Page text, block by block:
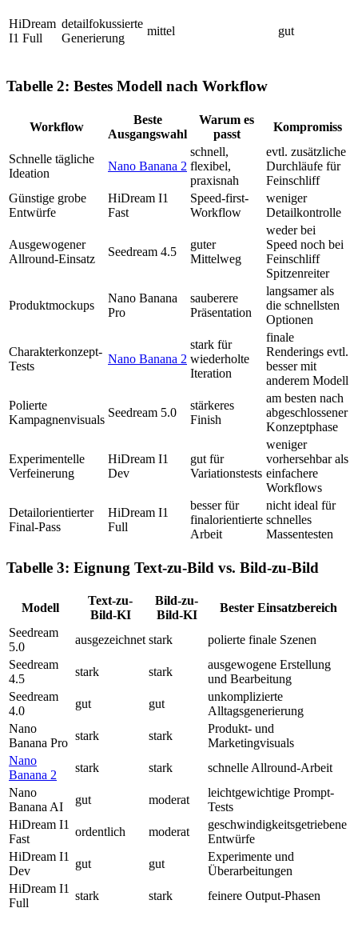
HiDream
I1 Full
detailfokussierte
Generierung
mittel gut
Tabelle 2: Bestes Modell nach Workflow
Workflow
Beste
Ausgangswahl
Warum es
passt
Kompromiss
Schnelle tägliche
Ideation
Nano Banana 2
schnell,
flexibel,
praxisnah
evtl. zusätzliche
Durchläufe für
Feinschliff
Günstige grobe
Entwürfe
HiDream I1
Fast
Speed-first-
Workflow
weniger
Detailkontrolle
Ausgewogener
Allround-Einsatz
Seedream 4.5
guter
Mittelweg
weder bei
Speed noch bei
Feinschliff
Spitzenreiter
Produktmockups
Nano Banana
Pro
sauberere
Präsentation
langsamer als
die schnellsten
Optionen
Charakterkonzept-
Tests
Nano Banana 2
stark für
wiederholte
Iteration
finale
Renderings evtl.
besser mit
anderem Modell
Polierte
Kampagnenvisuals
Seedream 5.0
stärkeres
Finish
am besten nach
abgeschlossener
Konzeptphase
Experimentelle
Verfeinerung
HiDream I1
Dev
gut für
Variationstests
weniger
vorhersehbar als
einfachere
Workflows
Detailorientierter
Final-Pass
HiDream I1
Full
besser für
finalorientierte
Arbeit
nicht ideal für
schnelles
Massentesten
Tabelle 3: Eignung Text-zu-Bild vs. Bild-zu-Bild
Modell
Text-zu-
Bild-KI
Bild-zu-
Bild-KI
Bester Einsatzbereich
Seedream
5.0
ausgezeichnet stark
polierte finale Szenen
Seedream
4.5
stark stark
ausgewogene Erstellung
und Bearbeitung
Seedream
4.0
gut gut
unkomplizierte
Alltagsgenerierung
Nano
Banana Pro
stark stark
Produkt- und
Marketingvisuals
Nano
Banana 2
stark stark
schnelle Allround-Arbeit
Nano
Banana AI
gut moderat
leichtgewichtige Prompt-
Tests
HiDream I1
Fast
ordentlich moderat
geschwindigkeitsgetriebene
Entwürfe
HiDream I1
Dev
gut gut
Experimente und
Überarbeitungen
HiDream I1
Full
stark stark feinere Output-Phasen